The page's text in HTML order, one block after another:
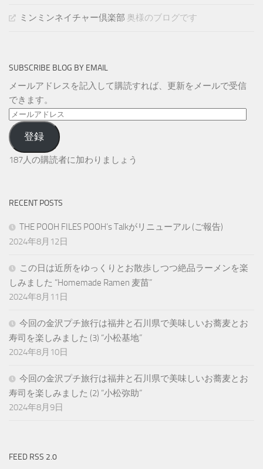
ミンミンネイチャー倶楽部 奥様のブログです
SUBSCRIBE BLOG BY EMAIL
メールアドレスを記入して購読すれば、更新をメールで受信
できます。
メ
ー
ル
ア
ス
登録
187人の購読者に加わりましょう
RECENT POSTS
THE POOH FILES POOH’s Talkがリニューアル (ご報告)
2024年8月12日
この日は近所をゆっくりとお散歩しつつ絶品ラーメンを楽
しみました “Homemade Ramen 麦苗”
2024年8月11日
今回の金沢プチ旅行は福井と石川県で美味しいお蕎麦とお
寿司を楽しみました (3) “小松基地”
2024年8月10日
今回の金沢プチ旅行は福井と石川県で美味しいお蕎麦とお
寿司を楽しみました (2) “小松弥助”
2024年8月9日
FEED RSS 2.0